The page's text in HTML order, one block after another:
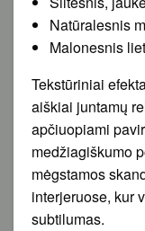
Natūralesnis
Malonesnis
Tekstūriniai
aiškiai juntamų
apčiuopiami
medžiagiškumo
mėgstamos
interjeruose, kur
subtilumas.